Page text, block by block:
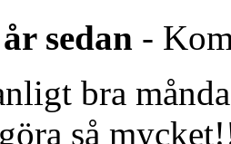
sedan -
bra
så